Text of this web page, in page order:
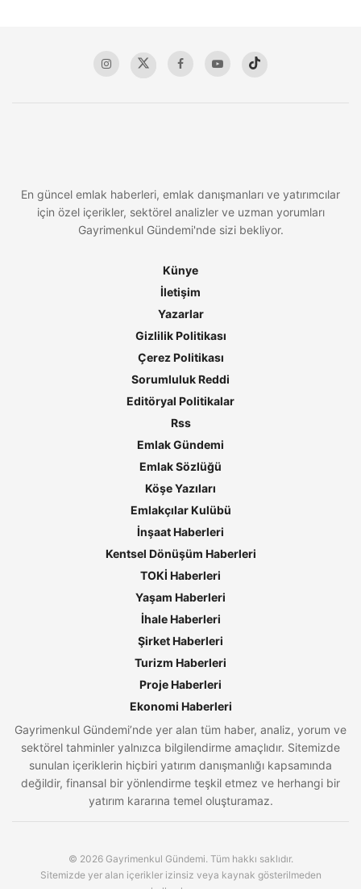
En güncel emlak haberleri, emlak danışmanları ve yatırımcılar
için özel içerikler, sektörel analizler ve uzman yorumları
Gayrimenkul Gündemi'nde sizi bekliyor.
Künye
İletişim
Yazarlar
Gizlilik Politikası
Çerez Politikası
Sorumluluk Reddi
Editöryal Politikalar
Rss
Emlak Gündemi
Emlak Sözlüğü
Köşe Yazıları
Emlakçılar Kulübü
İnşaat Haberleri
Kentsel Dönüşüm Haberleri
TOKİ Haberleri
Yaşam Haberleri
İhale Haberleri
Şirket Haberleri
Turizm Haberleri
Proje Haberleri
Ekonomi Haberleri
Gayrimenkul Gündemi’nde yer alan tüm haber, analiz, yorum ve
sektörel tahminler yalnızca bilgilendirme amaçlıdır. Sitemizde
sunulan içeriklerin hiçbiri yatırım danışmanlığı kapsamında
değildir, finansal bir yönlendirme teşkil etmez ve herhangi bir
yatırım kararına temel oluşturamaz.
© 2026 Gayrimenkul Gündemi. Tüm hakkı saklıdır.
Sitemizde yer alan içerikler izinsiz veya kaynak gösterilmeden